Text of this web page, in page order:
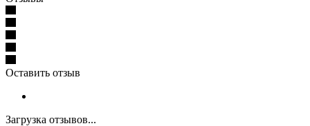
Оставить отзыв
Загрузка отзывов...